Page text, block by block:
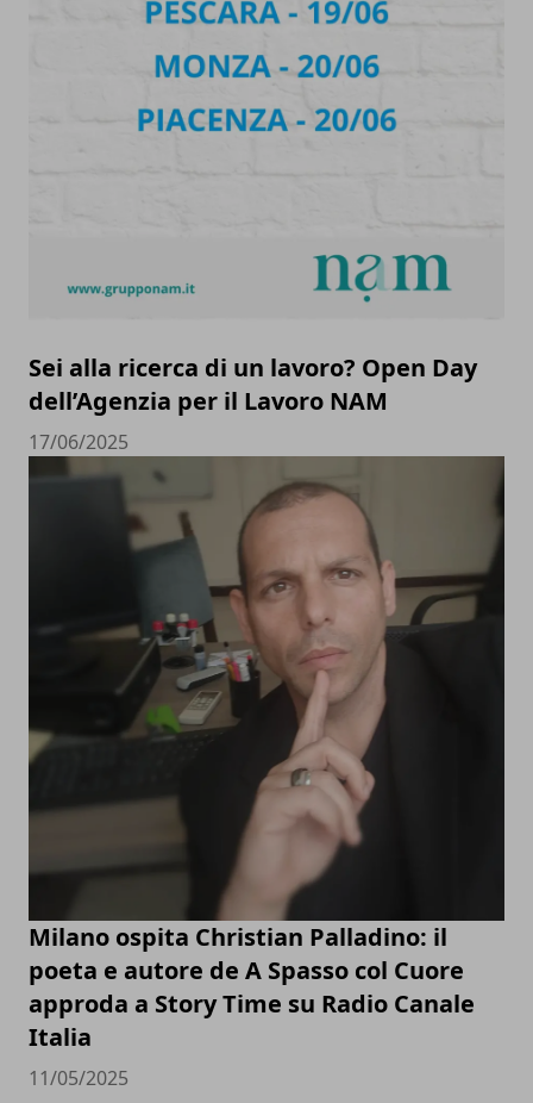
Sei alla ricerca di un lavoro? Open Day
dell’Agenzia per il Lavoro NAM
17/06/2025
Milano ospita Christian Palladino: il
poeta e autore de A Spasso col Cuore
approda a Story Time su Radio Canale
Italia
11/05/2025